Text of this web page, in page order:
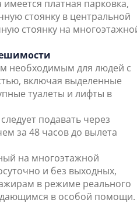
платная парковка,
стоянку в центральной
стоянку на
необходимым для людей с
включая выделенные
туалеты и лифты в
подавать через
за 48 часов до вылета
на многоэтажной
и без выходных,
в режиме реального
в особой помощи.